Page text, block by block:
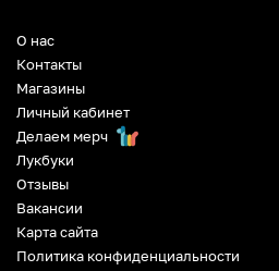
О нас
Контакты
Магазины
Личный кабинет
Делаем мерч
Лукбуки
Отзывы
Вакансии
Карта сайта
Политика конфиденциальности